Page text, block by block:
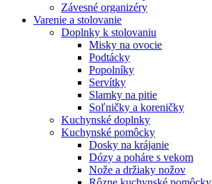
Závesné organizéry
Varenie a stolovanie
Doplnky k stolovaniu
Misky na ovocie
Podtácky
Popolníky
Servítky
Slamky na pitie
Soľničky a koreničky
Kuchynské doplnky
Kuchynské pomôcky
Dosky na krájanie
Dózy a poháre s vekom
Nože a držiaky nožov